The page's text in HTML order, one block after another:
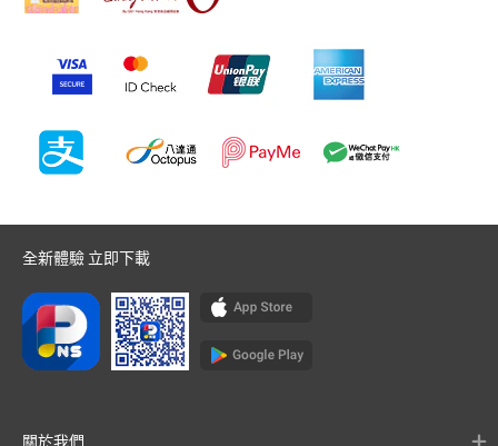
全新體驗 立即下載
關於我們